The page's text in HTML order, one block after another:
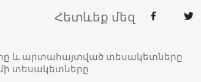
Հետևեք մեզ
և արտահայտված տեսակետները
տեսակետները